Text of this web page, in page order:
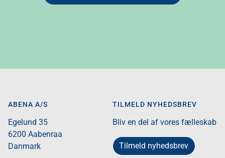
ABENA A/S
Egelund 35​
6200 Aabenraa​
Danmark​
TILMELD NYHEDSBREV
Bliv en del af vores fælleskab
Tilmeld nyhedsbrev